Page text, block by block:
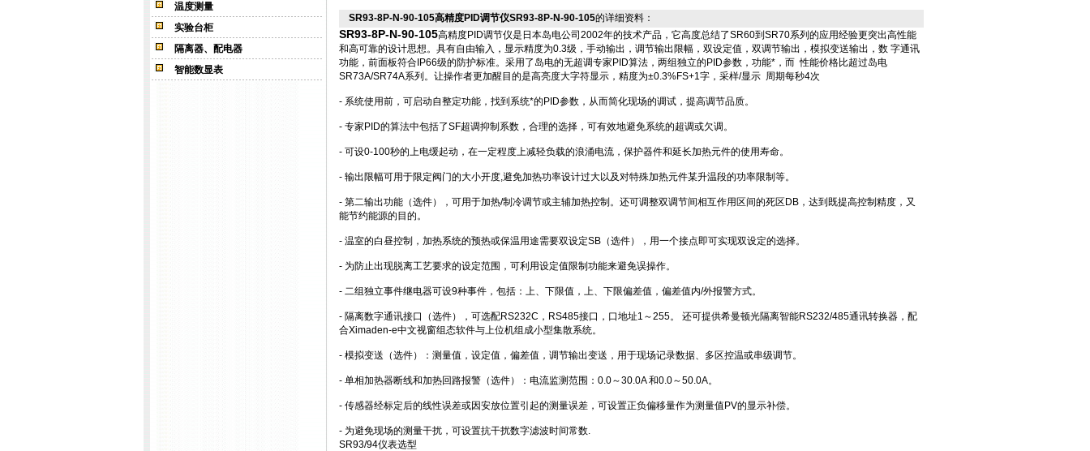
温度测量
实验台柜
隔离器、配电器
智能数显表
SR93-8P-N-90-105高精度PID调节仪SR93-8P-N-90-105的详细资料：
SR93-8P-N-90-105高精度PID调节仪是日本岛电公司2002年的技术产品，它高度总结了SR60到SR70系列的应用经验更突出高性能
和高可靠的设计思想。具有自由输入，显示精度为0.3级，手动输出，调节输出限幅，双设定值，双调节输出，模拟变送输出，数 字通讯
功能，前面板符合IP66级的防护标准。采用了岛电的无超调专家PID算法，两组独立的PID参数，功能*，而 性能价格比超过岛电
SR73A/SR74A系列。让操作者更加醒目的是高亮度大字符显示，精度为±0.3%FS+1字，采样/显示 周期每秒4次
- 系统使用前，可启动自整定功能，找到系统*的PID参数，从而简化现场的调试，提高调节品质。
- 专家PID的算法中包括了SF超调抑制系数，合理的选择，可有效地避免系统的超调或欠调。
- 可设0-100秒的上电缓起动，在一定程度上减轻负载的浪涌电流，保护器件和延长加热元件的使用寿命。
- 输出限幅可用于限定阀门的大小开度,避免加热功率设计过大以及对特殊加热元件某升温段的功率限制等。
- 第二输出功能（选件），可用于加热/制冷调节或主辅加热控制。还可调整双调节间相互作用区间的死区DB，达到既提高控制精度，又
能节约能源的目的。
- 温室的白昼控制，加热系统的预热或保温用途需要双设定SB（选件），用一个接点即可实现双设定的选择。
- 为防止出现脱离工艺要求的设定范围，可利用设定值限制功能来避免误操作。
- 二组独立事件继电器可设9种事件，包括：上、下限值，上、下限偏差值，偏差值内/外报警方式。
- 隔离数字通讯接口（选件），可选配RS232C，RS485接口，口地址1～255。 还可提供希曼顿光隔离智能RS232/485通讯转换器，配
合Ximaden-e中文视窗组态软件与上位机组成小型集散系统。
- 模拟变送（选件）：测量值，设定值，偏差值，调节输出变送，用于现场记录数据、多区控温或串级调节。
- 单相加热器断线和加热回路报警（选件）：电流监测范围：0.0～30.0A 和0.0～50.0A。
- 传感器经标定后的线性误差或因安放位置引起的测量误差，可设置正负偏移量作为测量值PV的显示补偿。
- 为避免现场的测量干扰，可设置抗干扰数字滤波时间常数.
SR93/94仪表选型